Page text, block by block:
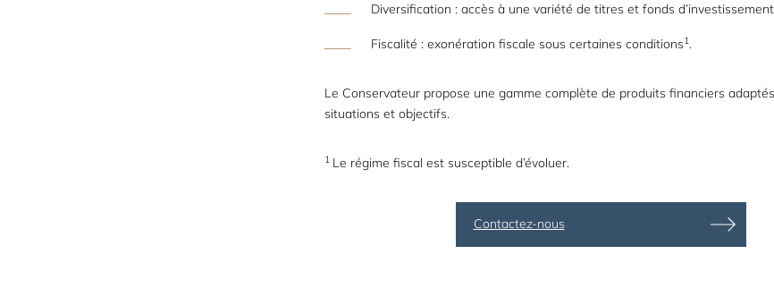
Diversification : accès à une variété de titres et fonds
Fiscalité : exonération fiscale sous certaines conditions1 .
Le Conservateur propose une gamme complète de produits financiers
situations et objectifs.
1 Le régime fiscal est susceptible d’évoluer.
Contactez-nous